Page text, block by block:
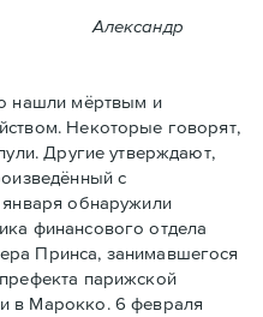
Александр
нашли мёртвым и
Некоторые говорят,
Другие утверждают,
с
января обнаружили
финансового отдела
Принса, занимавшегося
парижской
в Марокко. 6 февраля